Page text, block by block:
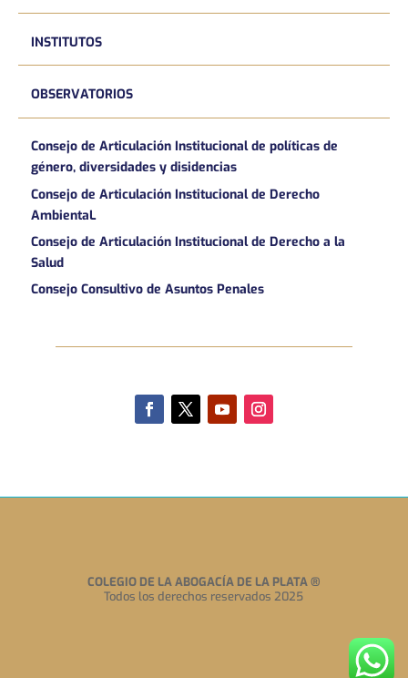
INSTITUTOS
OBSERVATORIOS
Consejo de Articulación Institucional de políticas de
género, diversidades y disidencias
Consejo de Articulación Institucional de Derecho
AmbientaL
Consejo de Articulación Institucional de Derecho a la
Salud
Consejo Consultivo de Asuntos Penales
COLEGIO DE LA ABOGACÍA DE LA PLATA®
Todos los derechos reservados 2025